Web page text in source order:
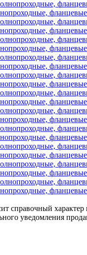
фланцевые
фланцевые
фланцевые
фланцевые
фланцевые
фланцевые
фланцевые
фланцевые
фланцевые
фланцевые
фланцевые
справочный
уведомления